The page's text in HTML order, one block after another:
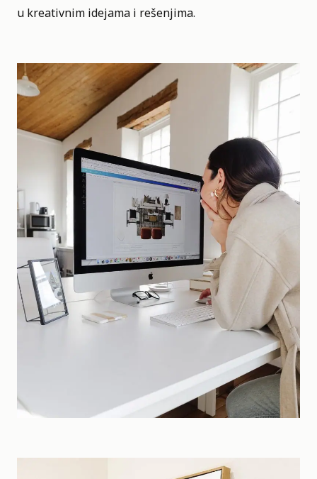
u kreativnim idejama i rešenjima.